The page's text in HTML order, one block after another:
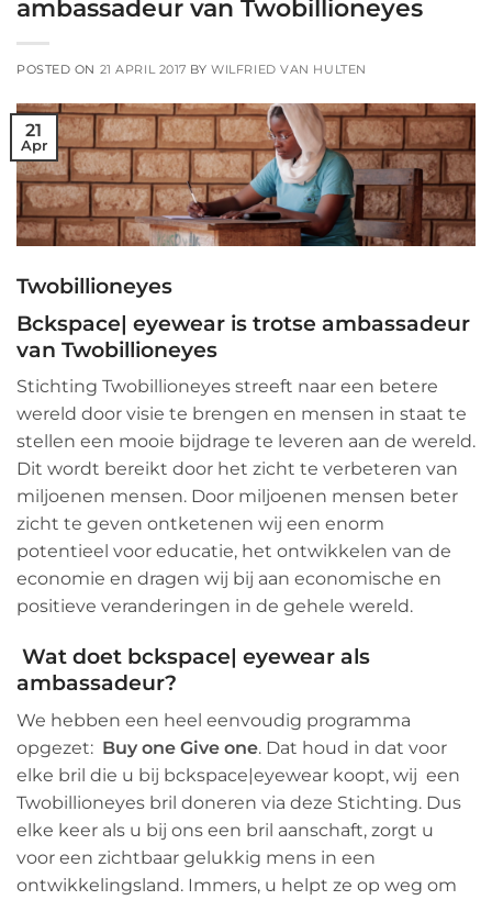
ambassadeur van Twobillioneyes
POSTED ON 21 APRIL 2017 BYWILFRIED VAN HULTEN
21
Apr
Twobillioneyes
Bckspace| eyewear is trotse ambassadeur
van Twobillioneyes
Stichting Twobillioneyes streeft naar een betere
wereld door visie te brengen en mensen in staat te
stellen een mooie bijdrage te leveren aan de wereld.
Dit wordt bereikt door het zicht te verbeteren van
miljoenen mensen. Door miljoenen mensen beter
zicht te geven ontketenen wij een enorm
potentieel voor educatie, het ontwikkelen van de
economie en dragen wij bij aan economische en
positieve veranderingen in de gehele wereld.
Wat doet bckspace| eyewear als
ambassadeur?
We hebben een heel eenvoudig programma
opgezet: Buy one Give one. Dat houd in dat voor
elke bril die u bij bckspace|eyewear koopt, wij een
Twobillioneyes bril doneren via deze Stichting. Dus
elke keer als u bij ons een bril aanschaft, zorgt u
voor een zichtbaar gelukkig mens in een
ontwikkelingsland. Immers, u helpt ze op weg om